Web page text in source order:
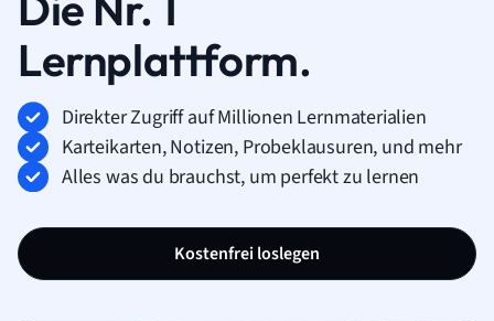
Lernplattform.
Direkter Zugriff auf Millionen Lernmaterialien
Karteikarten, Notizen, Probeklausuren, und mehr
Alles was du brauchst, um perfekt zu lernen
Kostenfrei loslegen